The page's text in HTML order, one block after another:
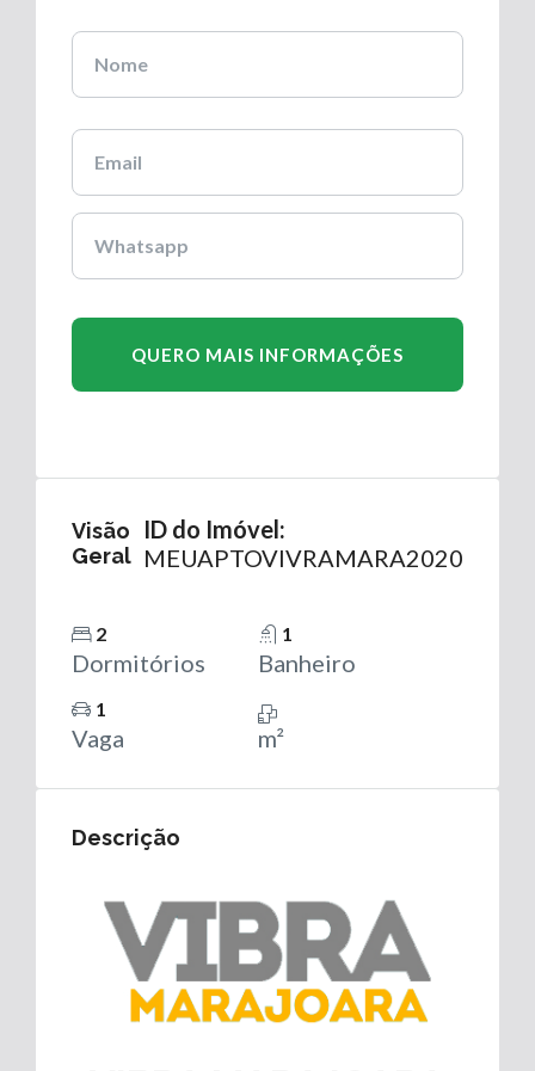
Nome
Visão
Geral
ID do Imóvel:
MEUAPTOVIVRAMARA2020
2
Dormitórios
1
Banheiro
1
Vaga m²
Descrição